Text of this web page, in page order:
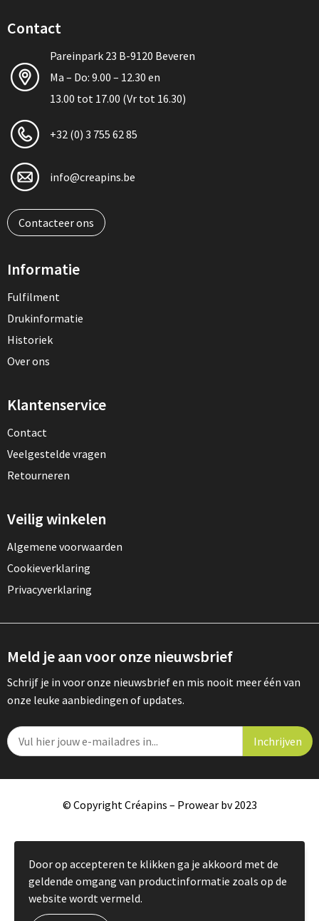
Contact
Pareinpark 23 B-9120 Beveren
Ma – Do: 9.00 – 12.30 en
13.00 tot 17.00 (Vr tot 16.30)
+32 (0) 3 755 62 85
info@creapins.be
Contacteer ons
Informatie
Fulfilment
Drukinformatie
Historiek
Over ons
Klantenservice
Contact
Veelgestelde vragen
Retourneren
Veilig winkelen
Algemene voorwaarden
Cookieverklaring
Privacyverklaring
Meld je aan voor onze nieuwsbrief
Schrijf je in voor onze nieuwsbrief en mis nooit meer één van
onze leuke aanbiedingen of updates.
© Copyright Créapins – Prowear bv 2023
Door op accepteren te klikken ga je akkoord met de
geldende omgang van productinformatie zoals op de
website wordt vermeld.